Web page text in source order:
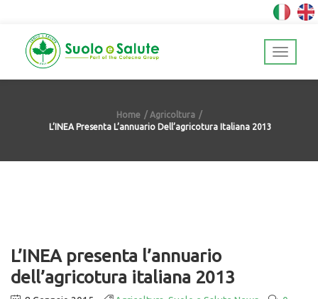
Home
Agricoltura
L’INEA Presenta L’annuario Dell’agricotura Italiana 2013
L’INEA presenta l’annuario
dell’agricotura italiana 2013